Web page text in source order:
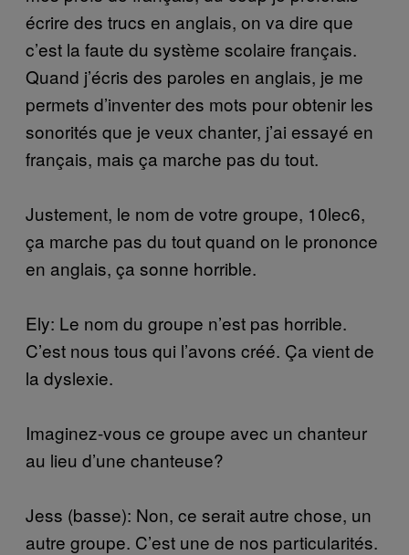
écrire des trucs en anglais, on va dire que
c’est la faute du système scolaire français.
Quand j’écris des paroles en anglais, je me
permets d’inventer des mots pour obtenir les
sonorités que je veux chanter, j’ai essayé en
français, mais ça marche pas du tout.
Justement, le nom de votre groupe, 10lec6,
ça marche pas du tout quand on le prononce
en anglais, ça sonne horrible.
Ely: Le nom du groupe n’est pas horrible.
C’est nous tous qui l’avons créé. Ça vient de
la dyslexie.
Imaginez-vous ce groupe avec un chanteur
au lieu d’une chanteuse?
Jess (basse): Non, ce serait autre chose, un
autre groupe. C’est une de nos particularités.